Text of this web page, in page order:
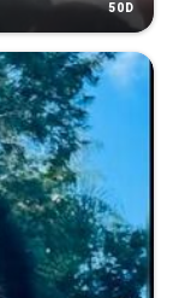
50D